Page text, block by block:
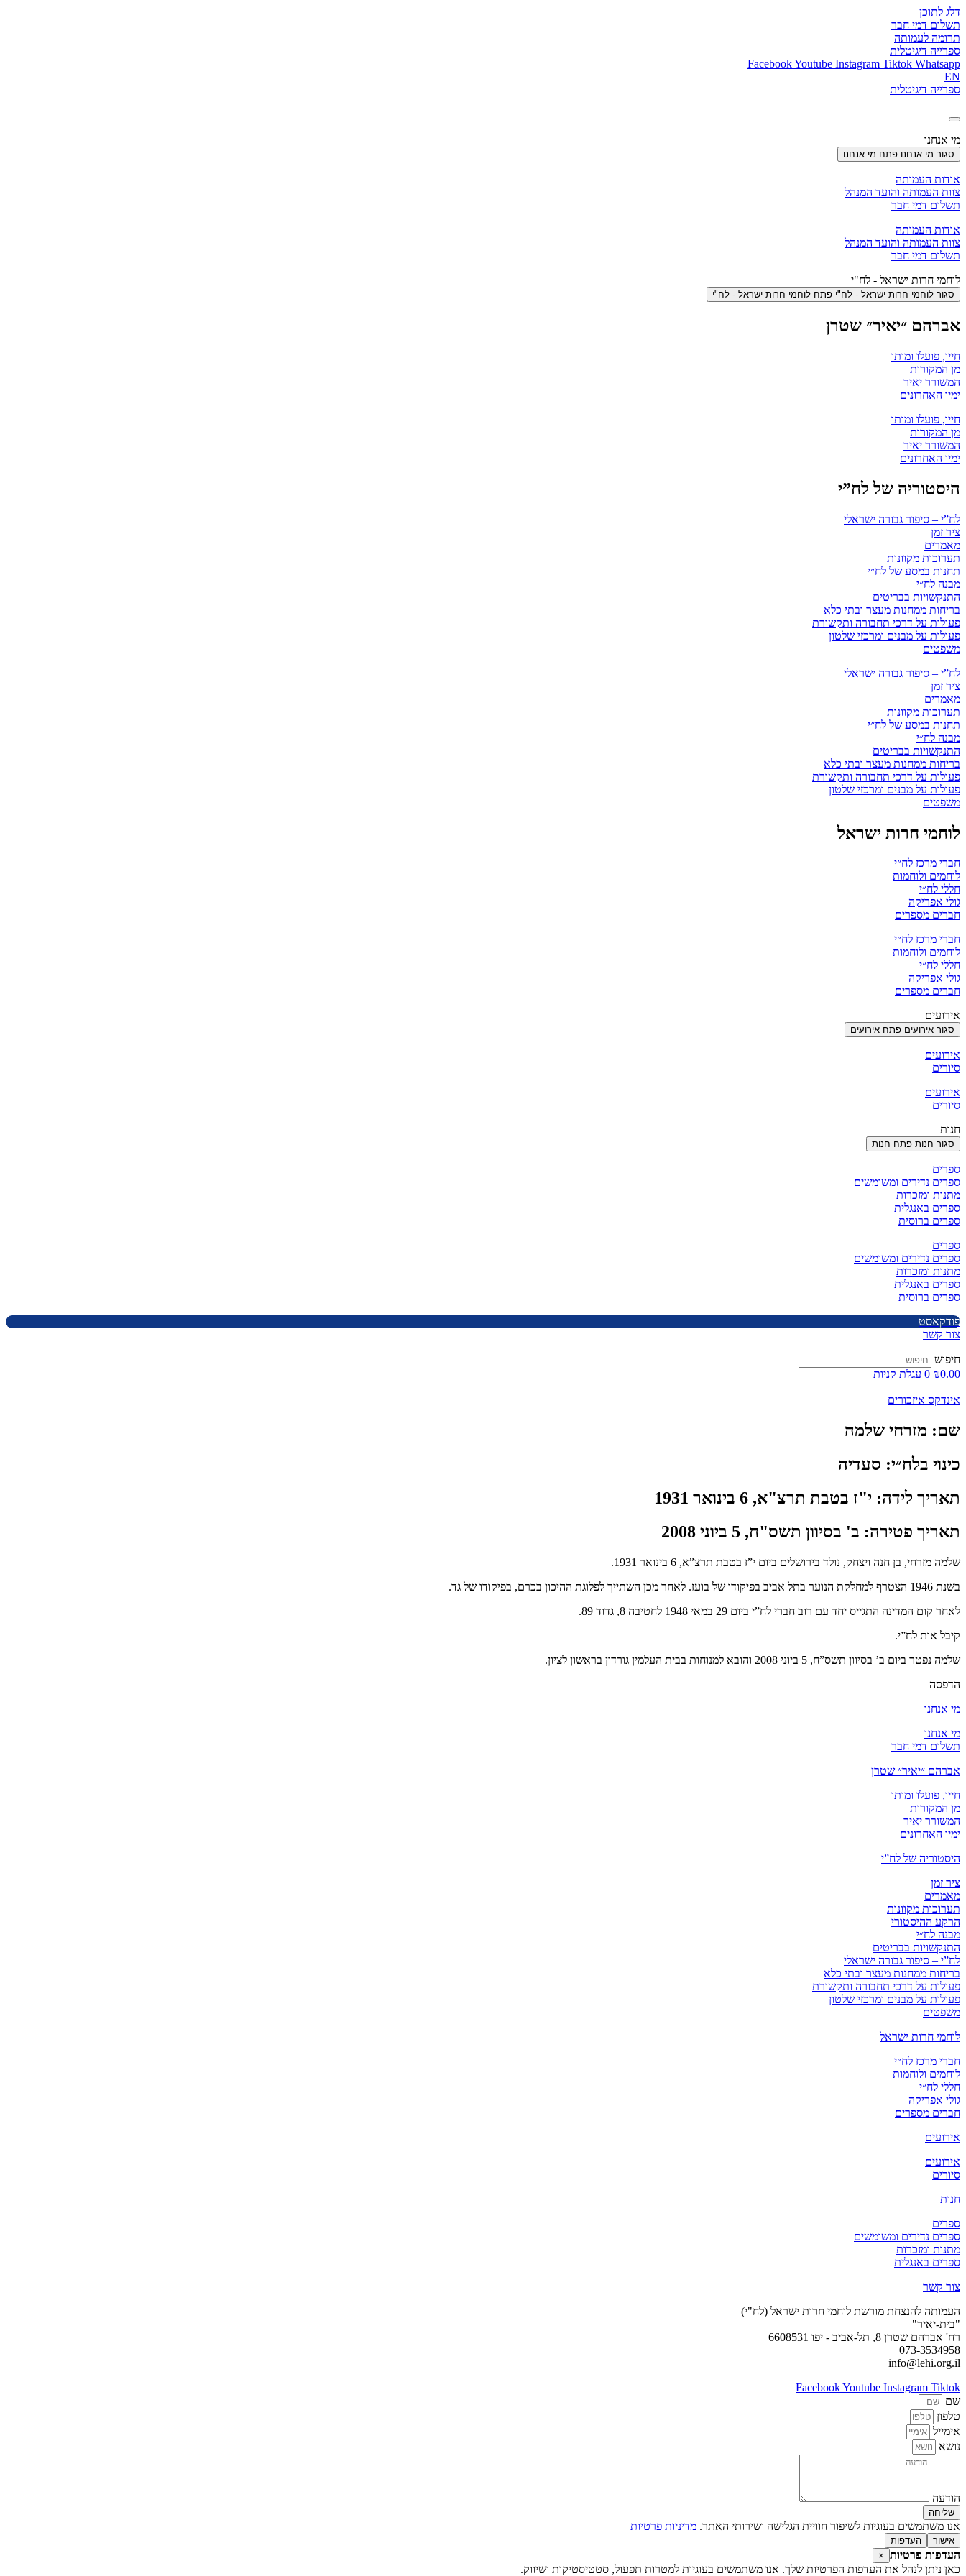
דלג לתוכן
תשלום דמי חבר
תרומה לעמותה
ספרייה דיגיטלית
FacebookYoutube Instagram Tiktok Whatsapp
EN
ספרייה דיגיטלית
מי אנחנו
סגור מי אנחנו פתח מי אנחנו
אודות העמותה
צוות העמותה והועד המנהל
תשלום דמי חבר
אודות העמותה
צוות העמותה והועד המנהל
תשלום דמי חבר
לוחמי חרות ישראל - לח"י
סגור לוחמי חרות ישראל - לח"י פתח לוחמי חרות ישראל - לח"י
אברהם ״יאיר״ שטרן
חייו, פועלו ומותו
מן המקורות
המשורר יאיר
ימיו האחרונים
חייו, פועלו ומותו
מן המקורות
המשורר יאיר
ימיו האחרונים
היסטוריה של לח”י
לח”י – סיפור גבורה ישראלי
ציר זמן
מאמרים
תערוכות מקוונות
תחנות במסע של לח״י
מבנה לח״י
התנקשויות בבריטים
בריחות ממחנות מעצר ובתי כלא
פעולות על דרכי תחבורה ותקשורת
פעולות על מבנים ומרכזי שלטון
משפטים
לח”י – סיפור גבורה ישראלי
ציר זמן
מאמרים
תערוכות מקוונות
תחנות במסע של לח״י
מבנה לח״י
התנקשויות בבריטים
בריחות ממחנות מעצר ובתי כלא
פעולות על דרכי תחבורה ותקשורת
פעולות על מבנים ומרכזי שלטון
משפטים
לוחמי חרות ישראל
חברי מרכז לח״י
לוחמים ולוחמות
חללי לח״י
גולי אפריקה
חברים מספרים
חברי מרכז לח״י
לוחמים ולוחמות
חללי לח״י
גולי אפריקה
חברים מספרים
אירועים
סגור אירועים פתח אירועים
אירועים
סיורים
אירועים
סיורים
חנות
סגור חנות פתח חנות
ספרים
ספרים נדירים ומשומשים
מתנות ומזכרות
ספרים באנגלית
ספרים ברוסית
ספרים
ספרים נדירים ומשומשים
מתנות ומזכרות
ספרים באנגלית
ספרים ברוסית
פודקאסט
צור קשר
חיפוש
₪0.00
0 עגלת קניות
אינדקס איזכורים
שם: מזרחי שלמה
כינוי בלח״י: סעדיה
תאריך לידה: י"ז בטבת תרצ"א, 6 בינואר 1931
תאריך פטירה: ב' בסיוון תשס"ח, 5 ביוני 2008
שלמה מזרחי, בן חנה ויצחק, נולד בירושלים ביום י”ז בטבת תרצ”א, 6 בינואר 1931.
בשנת 1946 הצטרף למחלקת הנוער בתל אביב בפיקודו של בועז. לאחר מכן השתייך לפלוגת ההיכון בכרם, בפיקודו של גד.
לאחר קום המדינה התגייס יחד עם רוב חברי לח”י ביום 29 במאי 1948 לחטיבה 8, גדוד 89.
קיבל אות לח”י.
שלמה נפטר ביום ב’ בסיוון תשס”ח, 5 ביוני 2008 והובא למנוחות בבית העלמין גורדון בראשון לציון.
הדפסה
מי אנחנו
מי אנחנו
תשלום דמי חבר
אברהם ״יאיר״ שטרן
חייו, פועלו ומותו
מן המקורות
המשורר יאיר
ימיו האחרונים
היסטוריה של לח”י
ציר זמן
מאמרים
תערוכות מקוונות
הרקע ההיסטורי
מבנה לח״י
התנקשויות בבריטים
לח”י – סיפור גבורה ישראלי
בריחות ממחנות מעצר ובתי כלא
פעולות על דרכי תחבורה ותקשורת
פעולות על מבנים ומרכזי שלטון
משפטים
לוחמי חרות ישראל
חברי מרכז לח״י
לוחמים ולוחמות
חללי לח״י
גולי אפריקה
חברים מספרים
אירועים
אירועים
סיורים
חנות
ספרים
ספרים נדירים ומשומשים
מתנות ומזכרות
ספרים באנגלית
צור קשר
העמותה להנצחת מורשת לוחמי חרות ישראל (לח"י)
"בית-יאיר"
רח' אברהם שטרן 8, תל-אביב - יפו 6608531
073-3534958
info@lehi.org.il
FacebookYoutube Instagram Tiktok
שם
טלפון
אימייל
נושא
הודעה
שליחה
אנו משתמשים בעוגיות לשיפור חוויית הגלישה ושירותי האתר. מדיניות פרטיות
אישור העדפות
העדפות פרטיות ×
כאן ניתן לנהל את העדפות הפרטיות שלך. אנו משתמשים בעוגיות למטרות תפעול, סטטיסטיקות ושיווק.